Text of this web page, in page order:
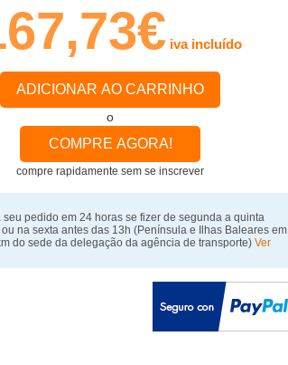
iva incluído
ADICIONAR AO CARRINHO
o
COMPRE AGORA!
compre rapidamente sem se inscrever
seu pedido em 24 horas se fizer de segunda a quinta
na sexta antes das 13h(Península e Ilhas Baleares em
do sede da delegação da agência de transporte) Ver